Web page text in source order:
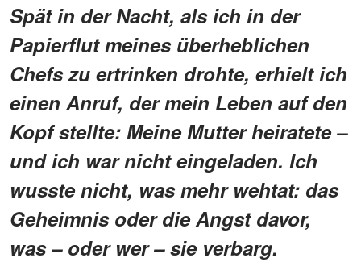
Spät in der Nacht, als ich in der
Papierflut meines überheblichen
Chefs zu ertrinken drohte, erhielt ich
einen Anruf, der mein Leben auf den
Kopf stellte: Meine Mutter heiratete –
und ich war nicht eingeladen. Ich
wusste nicht, was mehr wehtat: das
Geheimnis oder die Angst davor,
was – oder wer – sie verbarg.